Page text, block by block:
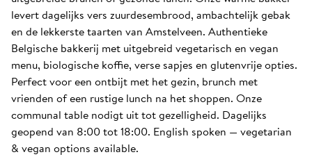
levert dagelijks vers zuurdesembrood, ambachtelijk gebak
en de lekkerste taarten van Amstelveen. Authentieke
Belgische bakkerij met uitgebreid vegetarisch en vegan
menu, biologische koffie, verse sapjes en glutenvrije opties.
Perfect voor een ontbijt met het gezin, brunch met
vrienden of een rustige lunch na het shoppen. Onze
communal table nodigt uit tot gezelligheid. Dagelijks
geopend van 8:00 tot 18:00. English spoken — vegetarian
& vegan options available.